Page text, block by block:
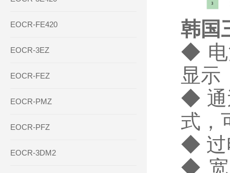
EOCR-FE420
EOCR-3EZ
EOCR-FEZ
EOCR-PMZ
EOCR-PFZ
EOCR-3DM2
韩国
◆ 电
显示
◆ 通
式，
◆ 过
◆ 宽